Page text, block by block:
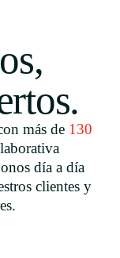
más de 130
día a día
clientes y